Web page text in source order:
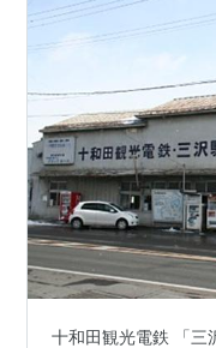
十和田観光電鉄 「三